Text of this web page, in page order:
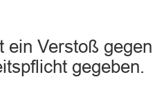
ein Verstoß
gegeben.